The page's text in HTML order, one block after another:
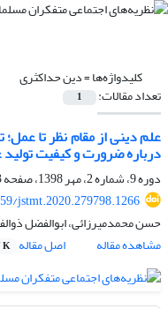
کلیدواژه‌ها =دین حداکثری
تعداد مقالات: 1
علم دینی از مقام نظر تا
درباره ضرورت و کیفیت
دوره 9، شماره 2، مهر 1398، صفحه
jstmt.2020.279798.1266
حسن محمدمیرزائی، ابوالفضل
مشاهده مقاله
اصل مقاله K